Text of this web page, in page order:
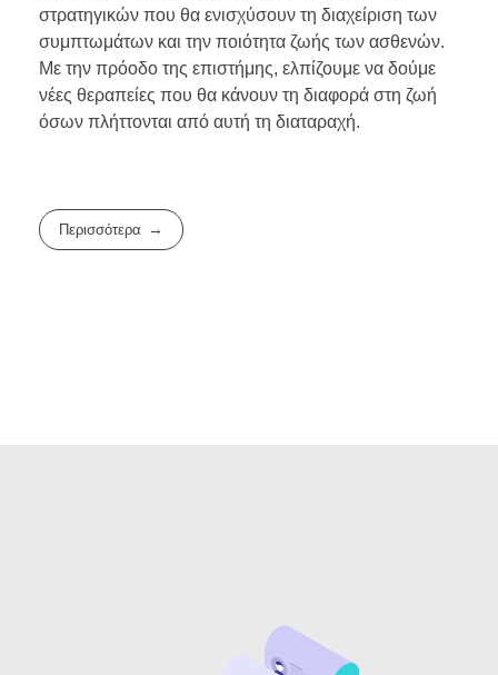
στρατηγικών που θα ενισχύσουν τη διαχείριση των
συμπτωμάτων και την ποιότητα ζωής των ασθενών.
Με την πρόοδο της επιστήμης, ελπίζουμε να δούμε
νέες θεραπείες που θα κάνουν τη διαφορά στη ζωή
όσων πλήττονται από αυτή τη διαταραχή.
Περισσότερα